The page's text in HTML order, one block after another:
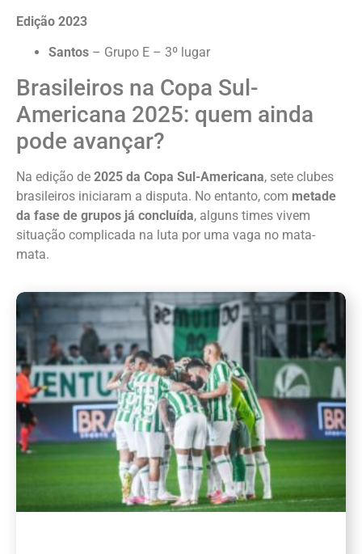
Edição 2023
Santos – Grupo E – 3º lugar
Brasileiros na Copa Sul-
Americana 2025: quem ainda
pode avançar?
Na edição de 2025 da Copa Sul-Americana, sete clubes
brasileiros iniciaram a disputa. No entanto, com metade
da fase de grupos já concluída, alguns times vivem
situação complicada na luta por uma vaga no mata-
mata.